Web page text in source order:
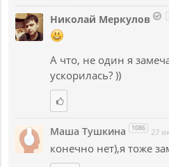
Николай Меркулов
А что, не один я
ускорилась? ))
Маша Тушкина 1086 27
конечно нет),я тоже